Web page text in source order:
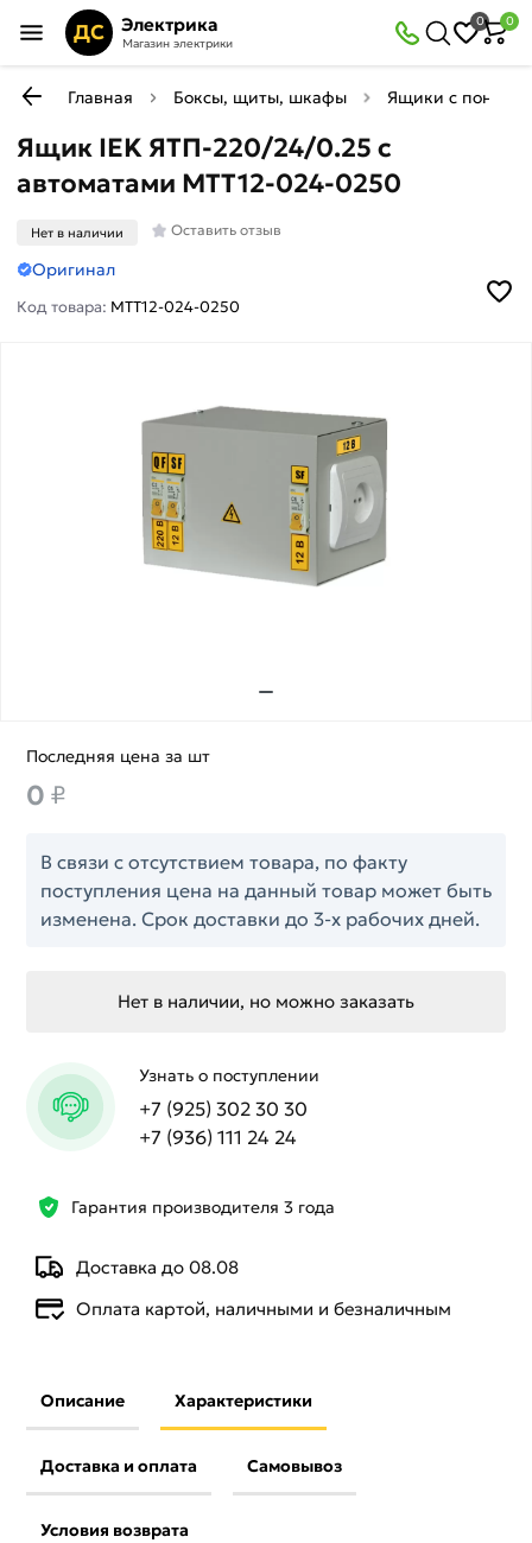
ДС Электрика
Магазин электрики
0 0
Главная Боксы, щиты, шкафы Ящики с
Ящик IEK ЯТП-220/24/0.25 с
автоматами MTT12-024-0250
Нет в наличии Оставить отзыв
Оригинал
Код товара: MTT12-024-0250
Гарантия производителя 3 года
Доставка до 08.08
Оплата картой, наличными и безналичным
Последняя цена за шт
0 ₽
В связи с отсутствием товара, по факту
поступления цена на данный товар может быть
изменена. Срок доставки до 3-х рабочих дней.
Нет в наличии, но можно заказать
Узнать о поступлении
+7 (925) 302 30 30
+7 (936) 111 24 24
Описание Характеристики
Доставка и оплата Самовывоз
Условия возврата